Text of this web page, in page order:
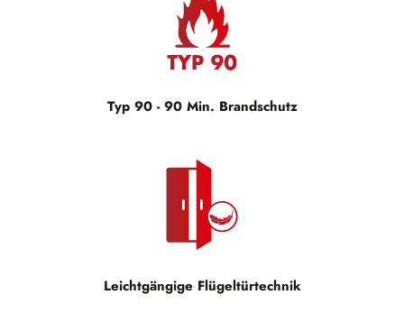
Typ 90 - 90 Min. Brandschutz
Leichtgängige Flügeltürtechnik